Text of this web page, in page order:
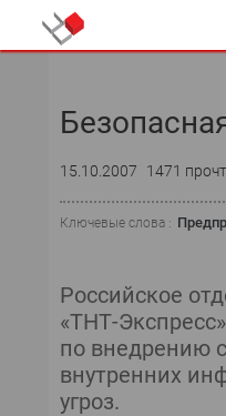
15.10.2007 1471
Ключевые слова :
Российское
«ТНТ-
по внедрению
внутренних
угроз.